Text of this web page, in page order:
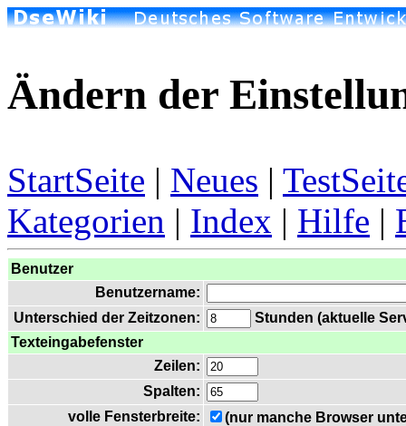
Ändern der
StartSeite | Neues |
Kategorien | Index | Hilfe |
Benutzer
Benutzername:
Unterschied der Zeitzonen:
Stunden (aktuelle
Texteingabefenster
Zeilen:
Spalten:
volle Fensterbreite:
(nur manche Browser